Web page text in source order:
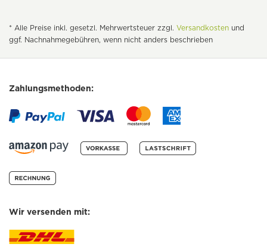
* Alle Preise inkl. gesetzl. Mehrwertsteuer zzgl. Versandkosten und
ggf. Nachnahmegebühren, wenn nicht anders beschrieben
Zahlungsmethoden:
Wir versenden mit: